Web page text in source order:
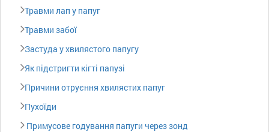
Травми лап у папуг
Травми забої
Застуда у хвилястого папугу
Як підстригти кігті папузі
Причини отруєння хвилястих папуг
Пухоїди
Примусове годування папуги через зонд